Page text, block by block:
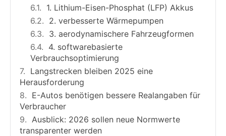
1. Lithium-Eisen-Phosphat (LFP) Akkus
2. verbesserte Wärmepumpen
3. aerodynamischere Fahrzeugformen
4. softwarebasierte
Verbrauchsoptimierung
Langstrecken bleiben 2025 eine
Herausforderung
E-Autos benötigen bessere Realangaben für
Verbraucher
Ausblick: 2026 sollen neue Normwerte
transparenter werden